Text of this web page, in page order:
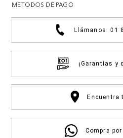
METODOS DE PAGO
Llámanos: 01
¡Garantias y
Encuentra
Compra